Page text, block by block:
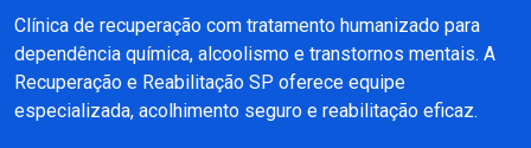
Clínica de recuperação com tratamento humanizado para
dependência química, alcoolismo e transtornos mentais. A
Recuperação e Reabilitação SP oferece equipe
especializada, acolhimento seguro e reabilitação eficaz.